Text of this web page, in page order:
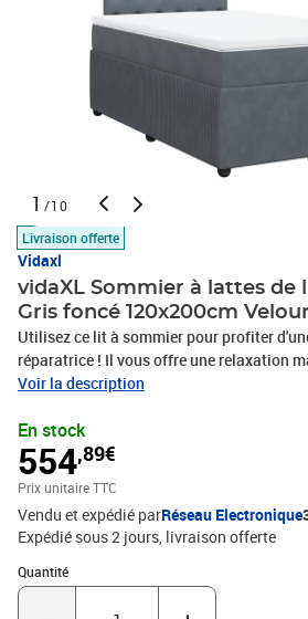
1 /10
Livraison offerte
Vidaxl
vidaXL Sommier à lattes de
Gris foncé 120x200cm
Utilisez ce lit à sommier pour profiter
réparatrice ! Il vous offre une relaxation
agréable. Matériau doux et confortable : le
agréable contre la peau, vous apportant
ultime.Matelas à ressorts ensachés : ce
ensachés comporte des ressorts
fonctionnent indépendamment pour offrir
en réagissant uniquement à la pression
Cette conception empêche «
de mouvement par rapport aux matelas
ouverts. Chaque ressort ensaché soutient
Voir la description
En stock
554,89€
Prix unitaire TTC
Vendu et expédié parRéseau Electronique
Expédié sous 2 jours livraison offerte
Quantité
Quantité : 1